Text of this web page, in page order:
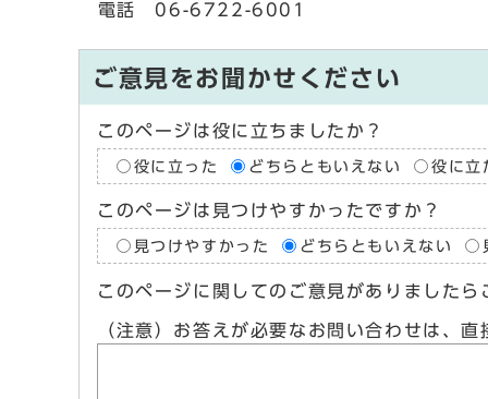
電話 06-6722-6001
ご意見をお聞かせください
このページは役に立ちましたか？
役に立った どちらともいえない 役に立
このページは見つけやすかったですか？
見つけやすかった どちらともいえない
このページに関してのご意見がありましたら
（注意）お答えが必要なお問い合わせは、